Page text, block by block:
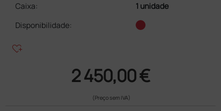
Caixa:
1 unidade
Disponibilidade:
heart_plus
2 450,00 €
(Preço sem IVA)